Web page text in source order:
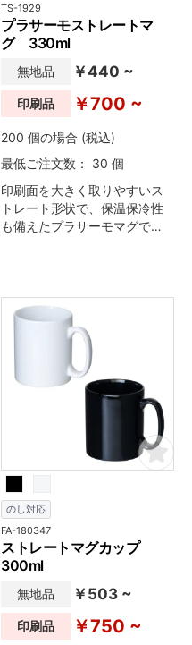
TS-1929
プラサーモストレートマ
グ 330ml
無地品 ￥440 ~
印刷品 ￥700 ~
200 個の場合 (税込)
最低ご注文数： 30 個
印刷面を大きく取りやすいス
トレート形状で、保温保冷性
も備えたプラサーモマグで
のし対応
FA-180347
ストレートマグカップ
300ml
無地品 ￥503 ~
印刷品 ￥750 ~